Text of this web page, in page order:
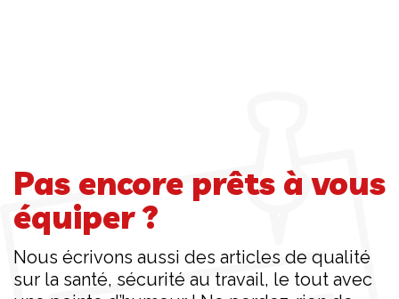
Pas encore prêts à vous
équiper ?
Nous écrivons aussi des articles de qualité
sur la santé, sécurité au travail, le tout avec